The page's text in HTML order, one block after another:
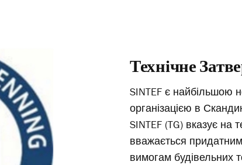
Технічне
SINTEF є найбільшою
організацією в
SINTEF (TG) вказує на
вважається
вимогам будівельних